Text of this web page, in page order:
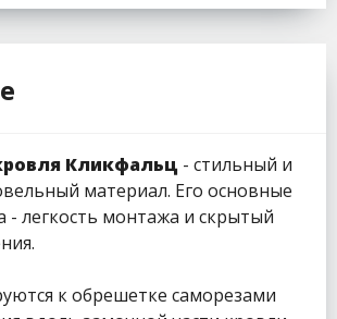
Кликфальц - стильный и
материал. Его основные
- легкость монтажа и скрытый
к обрешетке саморезами